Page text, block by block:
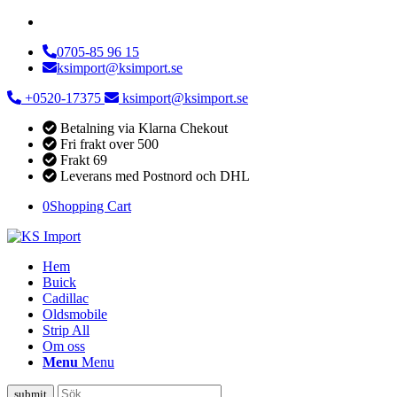
0705-85 96 15
ksimport@ksimport.se
+0520-17375
ksimport@ksimport.se
Betalning via Klarna Chekout
Fri frakt over 500
Frakt 69
Leverans med Postnord och DHL
0Shopping Cart
Hem
Buick
Cadillac
Oldsmobile
Strip All
Om oss
Menu Menu